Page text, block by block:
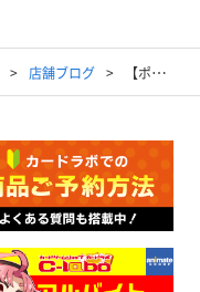
店舗ブログ 【ポケモンカードゲーム】2024年10月22日開催ジムバトル結果発表【優勝デッキ】